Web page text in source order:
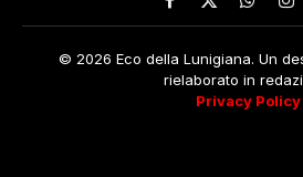
Facebook
X
© 2026 Eco della Lunigiana. Un
rielaborato in
Privacy Policy